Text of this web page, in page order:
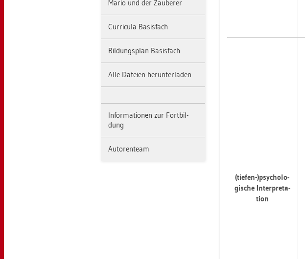
Mario und der Zau­be­rer
Cur­ri­cu­la Ba­sis­fach
Bil­dungs­plan Ba­sis­fach
Alle Da­tei­en her­un­ter­la­den
In­for­ma­tio­nen zur Fort­bil­
dung
Au­to­ren­team
(tie­fen-)psy­cho­lo­
gi­sche In­ter­pre­ta­
ti­on